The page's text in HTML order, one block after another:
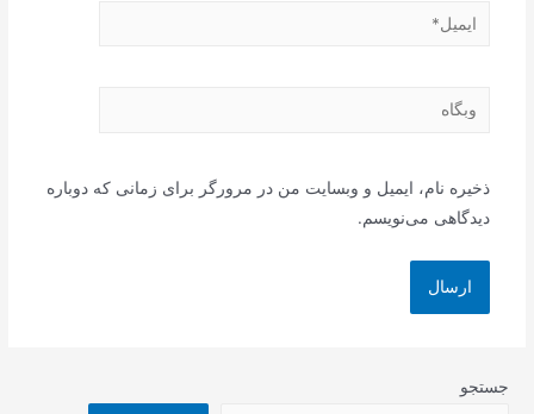
ایمیل*
وبگاه
ذخیره نام، ایمیل و وبسایت من در مرورگر برای زمانی که دوباره
دیدگاهی می‌نویسم.
جستجو